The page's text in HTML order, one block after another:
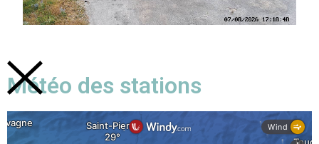
Météo des stations